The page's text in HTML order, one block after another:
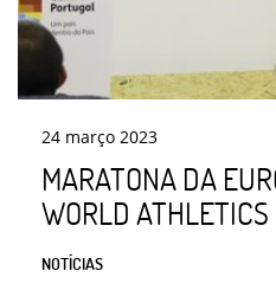
24 março 2023
MARATONA DA
WORLD
NOTÍCIAS